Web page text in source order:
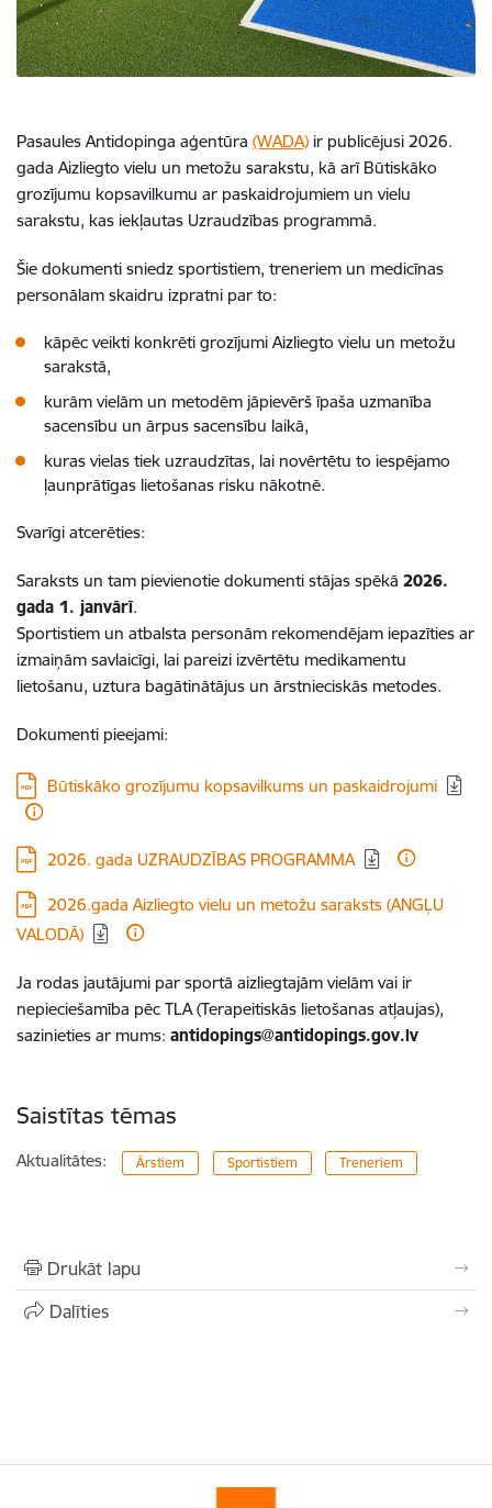
Pasaules Antidopinga aģentūra (WADA) ir publicējusi 2026.
gada Aizliegto vielu un metožu sarakstu, kā arī Būtiskāko
grozījumu kopsavilkumu ar paskaidrojumiem un vielu
sarakstu, kas iekļautas Uzraudzības programmā.
Šie dokumenti sniedz sportistiem, treneriem un medicīnas
personālam skaidru izpratni par to:
kāpēc veikti konkrēti grozījumi Aizliegto vielu un metožu
sarakstā,
kurām vielām un metodēm jāpievērš īpaša uzmanība
sacensību un ārpus sacensību laikā,
kuras vielas tiek uzraudzītas, lai novērtētu to iespējamo
ļaunprātīgas lietošanas risku nākotnē.
Svarīgi atcerēties:
Saraksts un tam pievienotie dokumenti stājas spēkā 2026.
gada 1. janvārī.
Sportistiem un atbalsta personām rekomendējam iepazīties ar
izmaiņām savlaicīgi, lai pareizi izvērtētu medikamentu
lietošanu, uztura bagātinātājus un ārstnieciskās metodes.
Dokumenti pieejami:
Lejupielādēt:
Būtiskāko grozījumu kopsavilkums un paskaidrojumi
Lejupielādēt:
2026. gada UZRAUDZĪBAS PROGRAMMA
Lejupielādēt:
2026.gada Aizliegto vielu un metožu saraksts (ANGĻU
VALODĀ)
Ja rodas jautājumi par sportā aizliegtajām vielām vai ir
nepieciešamība pēc TLA (Terapeitiskās lietošanas atļaujas),
sazinieties ar mums: antidopings@antidopings.gov.lv
Saistītas tēmas
Aktualitātes: Ārstiem Sportistiem Treneriem
Drukāt lapu
Dalīties